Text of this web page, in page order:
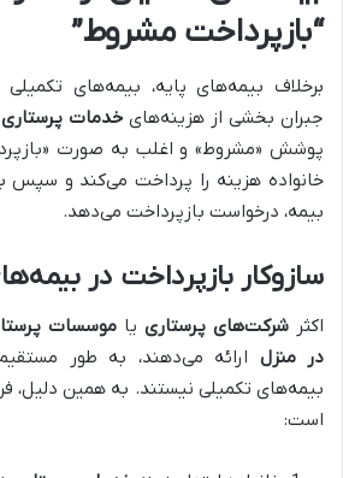
“بازپرداخت مشروط”
برخلاف بیمه‌های پایه، بیمه‌های تکمیلی
جبران بخشی از هزینه‌هایخدمات
پوشش «مشروط» و اغلب به صورت
خانواده هزینه را پرداخت می‌کند و سپس
بیمه، درخواست بازپرداخت می‌دهد.
سازوکار بازپرداخت در
اکثر شرکت‌های پرستاری یا موسسات
در منزل ارائه می‌دهند، به طور
بیمه‌های تکمیلی نیستند. به همین دلیل،
است: